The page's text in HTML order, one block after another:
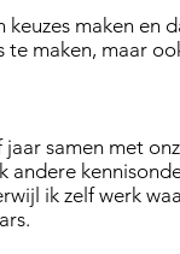
keuzes maken en
te maken, maar
samen met
andere
ik zelf werk